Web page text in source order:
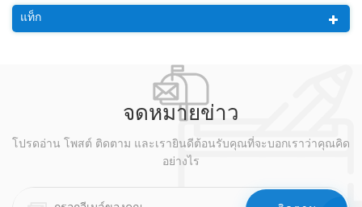
แท็ก
จดหมายข่าว
โปรดอ่าน โพสต์ ติดตาม และเรายินดีต้อนรับคุณที่จะบอกเราว่าคุณคิด
อย่างไร